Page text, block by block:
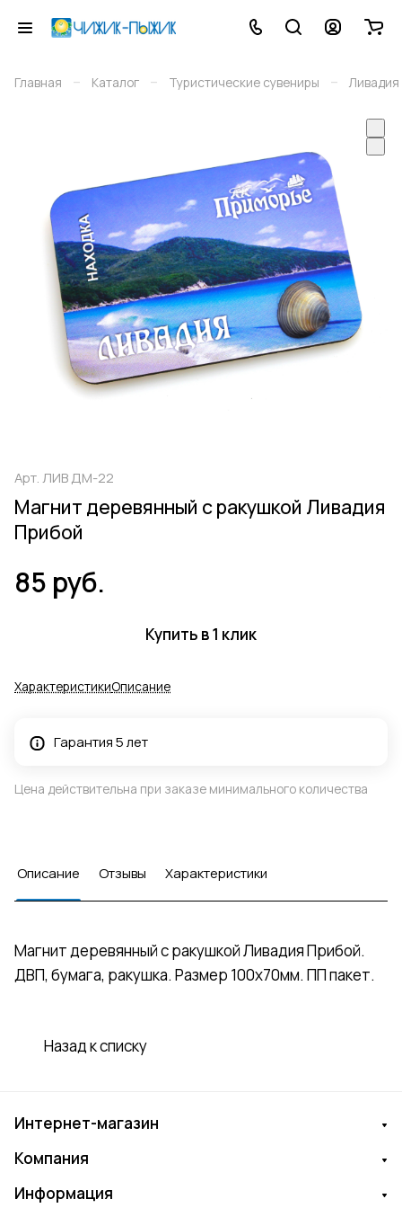
Главная – Каталог – Туристические сувениры – Ливадия
Арт. ЛИВ ДМ-22
Магнит деревянный с ракушкой Ливадия
Прибой
85 руб.
Купить в 1 клик
ХарактеристикиОписание
Гарантия 5 лет
Цена действительна при заказе минимального количества
Описание Отзывы Характеристики
Магнит деревянный с ракушкой Ливадия Прибой.
ДВП, бумага, ракушка. Размер 100х70мм. ПП пакет.
Назад к списку
Интернет-магазин
Компания
Информация